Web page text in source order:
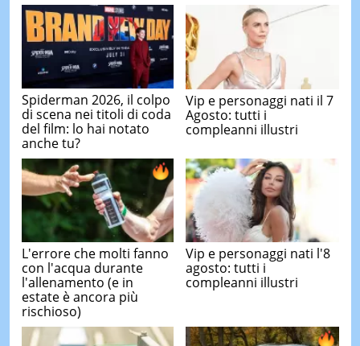
Spiderman 2026, il colpo
di scena nei titoli di coda
del film: lo hai notato
anche tu?
Vip e personaggi nati il 7
Agosto: tutti i
compleanni illustri
L'errore che molti fanno
con l'acqua durante
l'allenamento (e in
estate è ancora più
rischioso)
Vip e personaggi nati l'8
agosto: tutti i
compleanni illustri